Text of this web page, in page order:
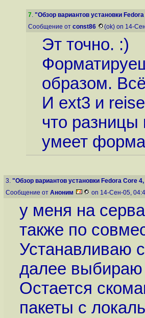
7. "Обзор вариантов установки
Сообщение от const86 (ok) on 14-
Эт точно. :)
образом.
И ext3 и
что разницы
умеет
3. "Обзор вариантов установки Fedora Core
Сообщение от Аноним on 14-Сен-05,
у меня на
также по
Устанавливаю
далее выбираю
Остается
пакеты с